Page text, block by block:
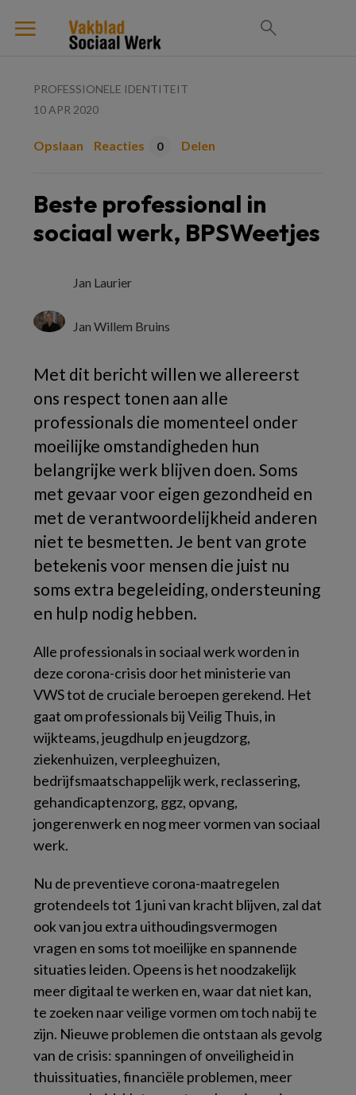
PROFESSIONELE IDENTITEIT
10 APR 2020
Opslaan Reacties 0 Delen
Beste professional in
sociaal werk, BPSWeetjes
Jan Laurier
Jan Willem Bruins
Met dit bericht willen we allereerst
ons respect tonen aan alle
professionals die momenteel onder
moeilijke omstandigheden hun
belangrijke werk blijven doen. Soms
met gevaar voor eigen gezondheid en
met de verantwoordelijkheid anderen
niet te besmetten. Je bent van grote
betekenis voor mensen die juist nu
soms extra begeleiding, ondersteuning
en hulp nodig hebben.
Alle professionals in sociaal werk worden in
deze corona-crisis door het ministerie van
VWS tot de cruciale beroepen gerekend. Het
gaat om professionals bij Veilig Thuis, in
wijkteams, jeugdhulp en jeugdzorg,
ziekenhuizen, verpleeghuizen,
bedrijfsmaatschappelijk werk, reclassering,
gehandicaptenzorg, ggz, opvang,
jongerenwerk en nog meer vormen van sociaal
werk.
Nu de preventieve corona-maatregelen
grotendeels tot 1 juni van kracht blijven, zal dat
ook van jou extra uithoudingsvermogen
vragen en soms tot moeilijke en spannende
situaties leiden. Opeens is het noodzakelijk
meer digitaal te werken en, waar dat niet kan,
te zoeken naar veilige vormen om toch nabij te
zijn. Nieuwe problemen die ontstaan als gevolg
van de crisis: spanningen of onveiligheid in
thuissituaties, financiële problemen, meer